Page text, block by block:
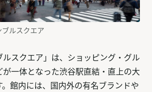
ルスクエア
ルスクエア」は、ショッピング・グル
が一体となった渋谷駅直結・直上の大
館内には、国内外の有名ブランドや